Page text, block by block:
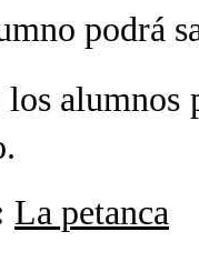
podrá
los alumnos
La petanca